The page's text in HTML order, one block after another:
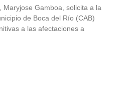
Maryjose Gamboa, solicita a la
de Boca del Río (CAB)
a las afectaciones a